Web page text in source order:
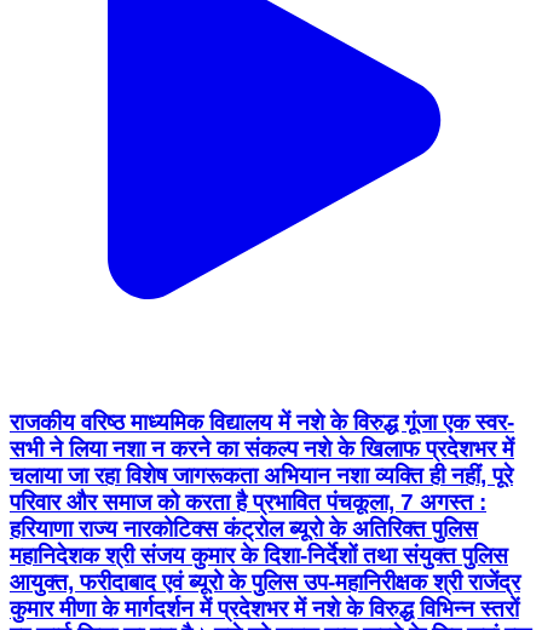
राजकीय वरिष्ठ माध्यमिक विद्यालय में नशे के विरुद्ध गूंजा एक स्वर-
सभी ने लिया नशा न करने का संकल्प नशे के खिलाफ प्रदेशभर में
चलाया जा रहा विशेष जागरूकता अभियान नशा व्यक्ति ही नहीं, पूरे
परिवार और समाज को करता है प्रभावित पंचकूला, 7 अगस्त :
हरियाणा राज्य नारकोटिक्स कंट्रोल ब्यूरो के अतिरिक्त पुलिस
महानिदेशक श्री संजय कुमार के दिशा-निर्देशों तथा संयुक्त पुलिस
आयुक्त, फरीदाबाद एवं ब्यूरो के पुलिस उप-महानिरीक्षक श्री राजेंद्र
कुमार मीणा के मार्गदर्शन में प्रदेशभर में नशे के विरुद्ध विभिन्न स्तरों